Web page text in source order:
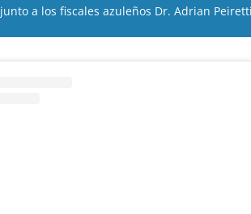
junto a los fiscales azuleños Dr. Adrian